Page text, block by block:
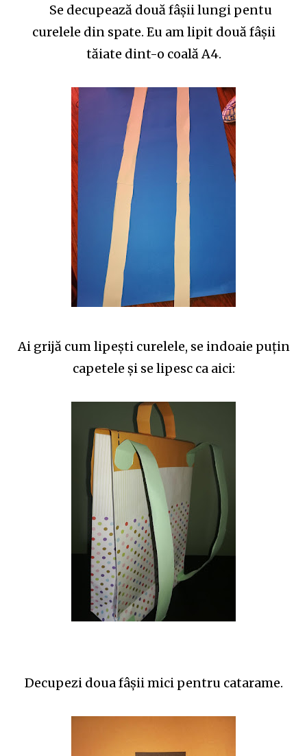
Se decupează două fâşii lungi pentu
curelele din spate. Eu am lipit două fâşii
tăiate dint-o coală A4.
Ai grijă cum lipeşti curelele, se indoaie puţin
capetele şi se lipesc ca aici:
Decupezi doua fâşii mici pentru catarame.